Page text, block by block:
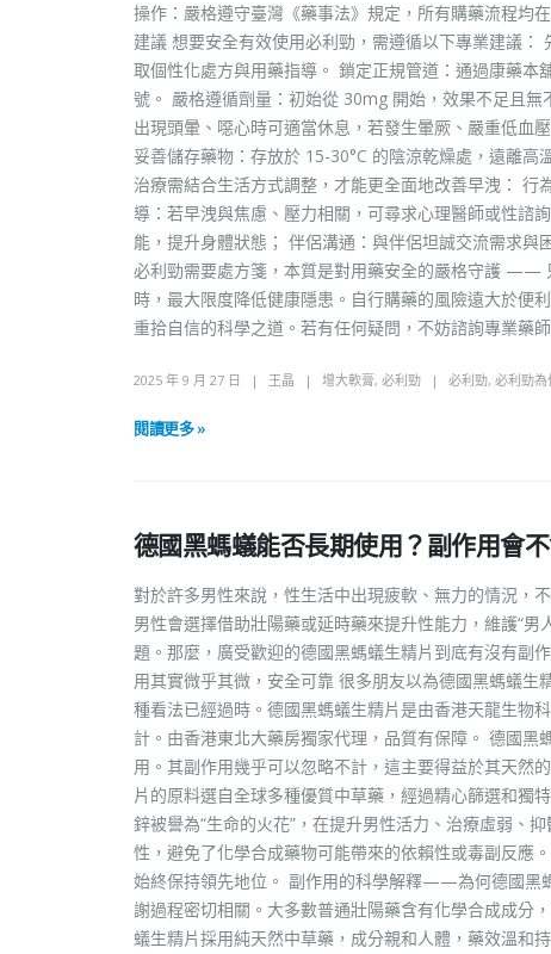
操作：嚴格遵守臺灣《藥事法》規定，所有購藥流程均
建議 想要安全有效使用必利勁，需遵循以下專業建議
取個性化處方與用藥指導。 鎖定正規管道：通過康藥
號。 嚴格遵循劑量：初始從 30mg 開始，效果不足且
出現頭暈、噁心時可適當休息，若發生暈厥、嚴重低血
妥善儲存藥物：存放於 15-30°C 的陰涼乾燥處，遠離
治療需結合生活方式調整，才能更全面地改善早洩： 行
導：若早洩與焦慮、壓力相關，可尋求心理醫師或性諮
能，提升身體狀態； 伴侶溝通：與伴侶坦誠交流需求與
必利勁需要處方箋，本質是對用藥安全的嚴格守護 ——
時，最大限度降低健康隱患。自行購藥的風險遠大於便
重拾自信的科學之道。若有任何疑問，不妨諮詢專業藥
2025 年 9 月 27 日 王晶 增大軟膏, 必利勁 必利勁, 必利勁
閱讀更多 »
德國黑螞蟻能否長期使用？副作用會
對於許多男性來說，性生活中出現疲軟、無力的情況，
男性會選擇借助壯陽藥或延時藥來提升性能力，維護“
題。那麼，廣受歡迎的德國黑螞蟻生精片到底有沒有副
用其實微乎其微，安全可靠 很多朋友以為德國黑螞蟻
種看法已經過時。德國黑螞蟻生精片是由香港天龍生物
計。由香港東北大藥房獨家代理，品質有保障。 德國
用。其副作用幾乎可以忽略不計，這主要得益於其天然
片的原料選自全球多種優質中草藥，經過精心篩選和獨
鋅被譽為“生命的火花”，在提升男性活力、治療虛弱、
性，避免了化學合成藥物可能帶來的依賴性或毒副反應
始終保持領先地位。 副作用的科學解釋——為何德國黑
謝過程密切相關。大多數普通壯陽藥含有化學合成成分
蟻生精片採用純天然中草藥，成分親和人體，藥效溫和